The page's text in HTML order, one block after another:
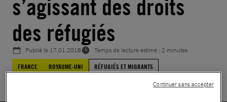
s’agissant des droits
des réfugiés
Publié le 17.01.2018
Temps de lecture estimé : 2 minutes
FRANCE
ROYAUME-UNI RÉFUGIÉS ET MIGRANTS
Continuer sans accepter